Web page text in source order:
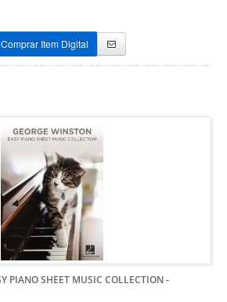
Comprar Item Digital
PIANO SHEET MUSIC COLLECTION-